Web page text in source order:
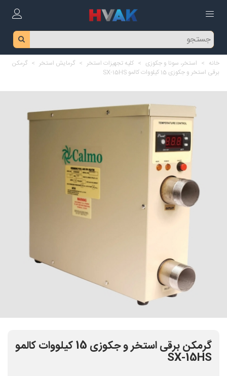
خانه > استخر، سونا و جکوزی > کلیه تجهیزات استخر > گرمایش استخر > گرمکن
برقی استخر و جکوزی 15 کیلووات کالمو SX-15HS
گرمکن برقی استخر و جکوزی 15 کیلووات کالمو
SX-15HS